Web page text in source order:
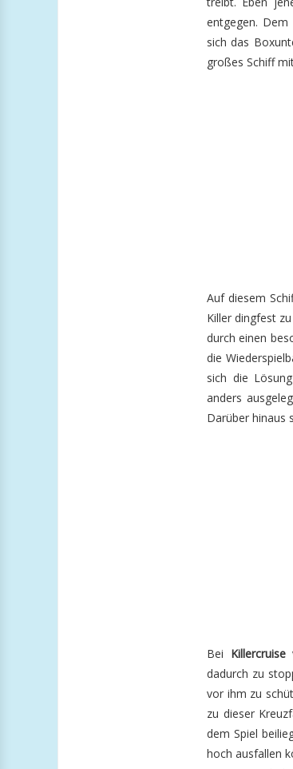
entgegen.
sich das
großes Schiff
Auf diesem
Killer dingfest
durch einen
die
sich die
anders
Darüber hinaus
Bei Killercruise
dadurch zu
vor ihm zu
zu dieser
dem Spiel
hoch ausfallen